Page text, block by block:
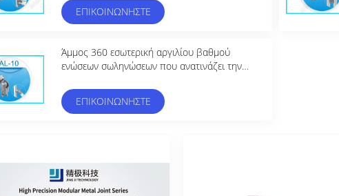
ΕΠΙΚΟΙΝΩΝΉΣΤΕ
Άμμος 360 εσωτερική αργιλίου βαθμού
ενώσεων σωληνώσεων που ανατινάζει την
ΕΠΙΚΟΙΝΩΝΉΣΤΕ